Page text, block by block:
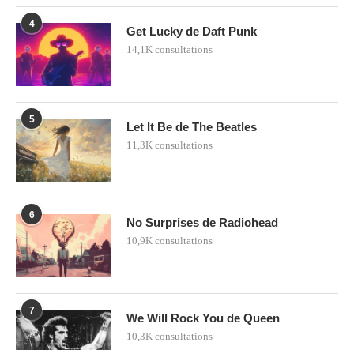
4
Get Lucky de Daft Punk
14,1K consultations
5
Let It Be de The Beatles
11,3K consultations
6
No Surprises de Radiohead
10,9K consultations
7
We Will Rock You de Queen
10,3K consultations